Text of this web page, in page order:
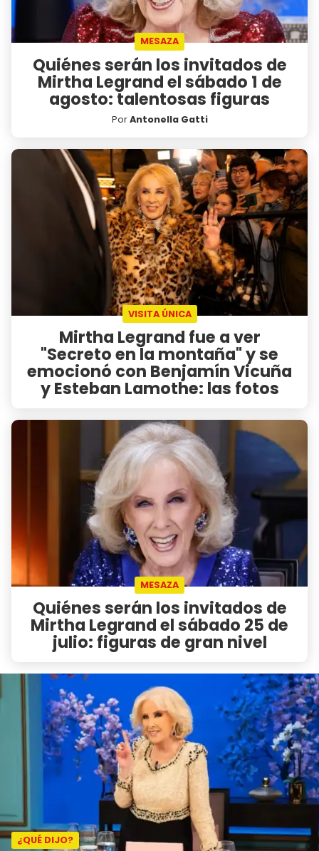
MESAZA
Quiénes serán los invitados de
Mirtha Legrand el sábado 1 de
agosto: talentosas figuras
PorAntonella Gatti
VISITA ÚNICA
Mirtha Legrand fue a ver
"Secreto en la montaña" y se
emocionó con Benjamín Vicuña
y Esteban Lamothe: las fotos
MESAZA
Quiénes serán los invitados de
Mirtha Legrand el sábado 25 de
julio: figuras de gran nivel
¿QUÉ DIJO?